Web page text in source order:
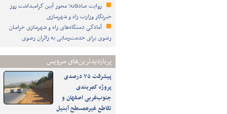
روایت صادقانه؛ محور آیین گرامیداشت روز
خبرنگار وزارت راه و شهرسازی
آمادگی دستگاه‌های راه و شهرسازی خراسان
رضوی برای خدمت‌رسانی به زائران رضوی
پربازدیدترین‌های سرویس
پیشرفت ۷۵ درصدی
پروژه کمربندی
جنوب‌غربی اصفهان و
تقاطع غیرهمسطح آبنیل